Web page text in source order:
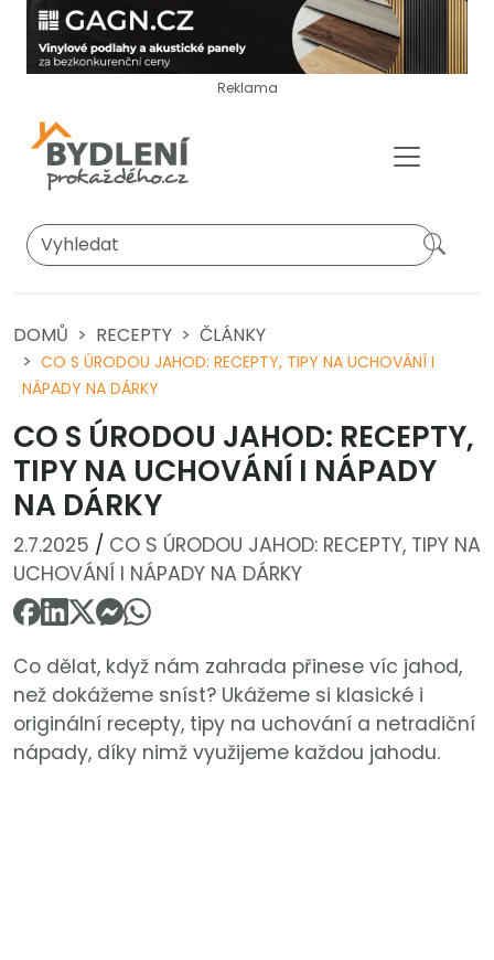
Reklama
DOMŮ RECEPTY ČLÁNKY
CO S ÚRODOU JAHOD: RECEPTY, TIPY NA UCHOVÁNÍ I
NÁPADY NA DÁRKY
CO S ÚRODOU JAHOD: RECEPTY,
TIPY NA UCHOVÁNÍ I NÁPADY
NA DÁRKY
2.7.2025 / CO S ÚRODOU JAHOD: RECEPTY, TIPY NA
UCHOVÁNÍ I NÁPADY NA DÁRKY
Co dělat, když nám zahrada přinese víc jahod,
než dokážeme sníst? Ukážeme si klasické i
originální recepty, tipy na uchování a netradiční
nápady, díky nimž využijeme každou jahodu.